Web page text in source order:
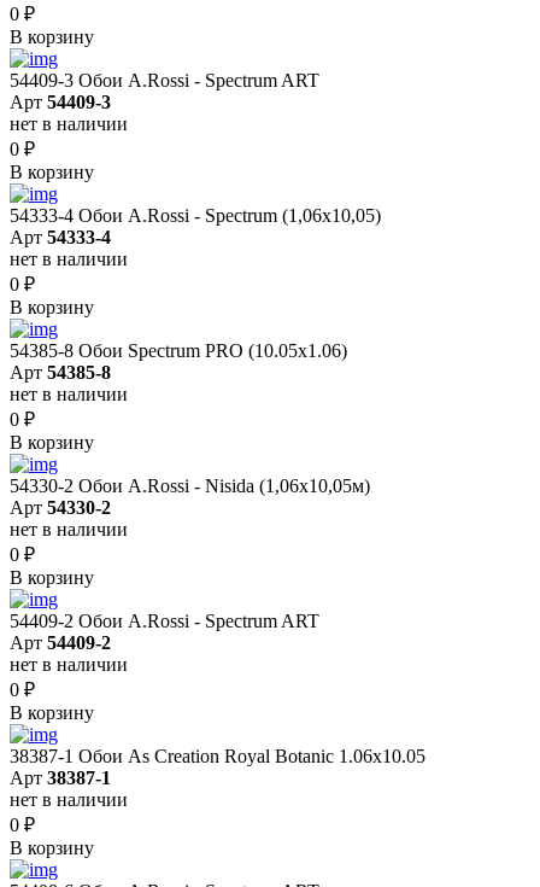
0 ₽
В корзину
54409-3 Обои A.Rossi - Spectrum ART
Арт 54409-3
нет в наличии
0 ₽
В корзину
54333-4 Обои A.Rossi - Spectrum (1,06x10,05)
Арт 54333-4
нет в наличии
0 ₽
В корзину
54385-8 Обои Spectrum PRO (10.05х1.06)
Арт 54385-8
нет в наличии
0 ₽
В корзину
54330-2 Обои A.Rossi - Nisida (1,06x10,05м)
Арт 54330-2
нет в наличии
0 ₽
В корзину
54409-2 Обои A.Rossi - Spectrum ART
Арт 54409-2
нет в наличии
0 ₽
В корзину
38387-1 Обои As Creation Royal Botanic 1.06x10.05
Арт 38387-1
нет в наличии
0 ₽
В корзину